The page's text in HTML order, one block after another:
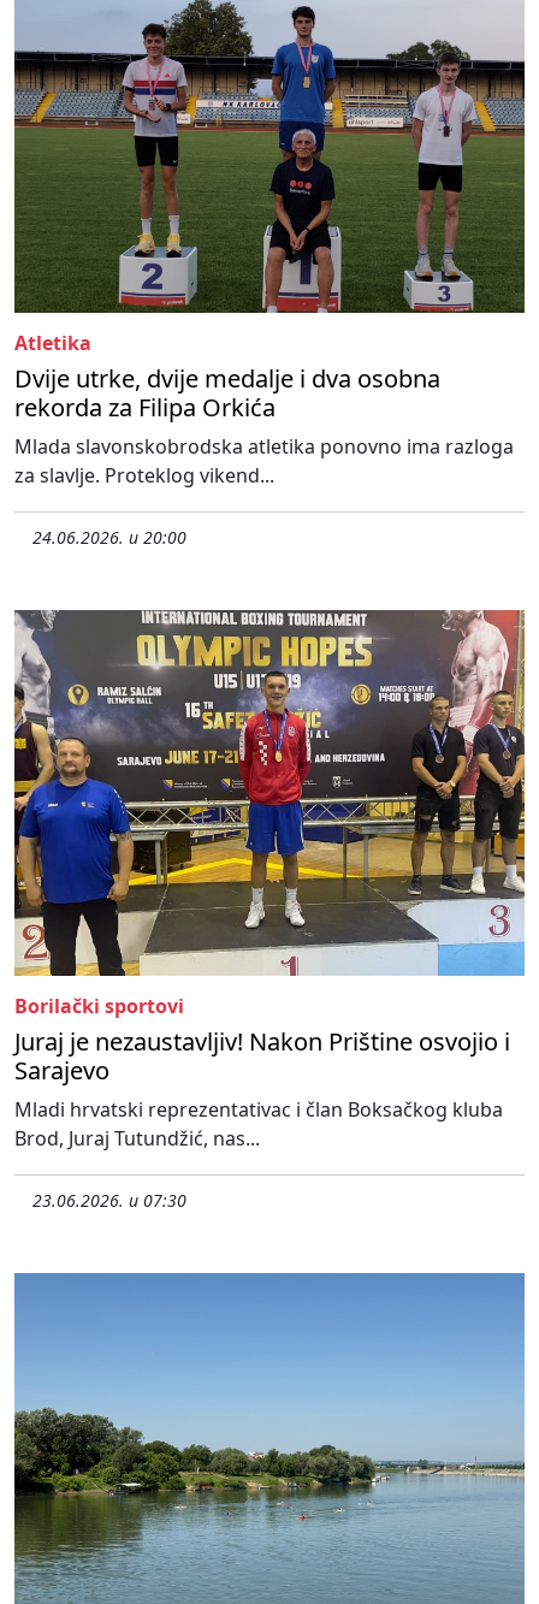
Atletika
Dvije utrke, dvije medalje i dva osobna
rekorda za Filipa Orkića
Mlada slavonskobrodska atletika ponovno ima razloga
za slavlje. Proteklog vikend...
24.06.2026. u 20:00
Borilački sportovi
Juraj je nezaustavljiv! Nakon Prištine osvojio i
Sarajevo
Mladi hrvatski reprezentativac i član Boksačkog kluba
Brod, Juraj Tutundžić, nas...
23.06.2026. u 07:30